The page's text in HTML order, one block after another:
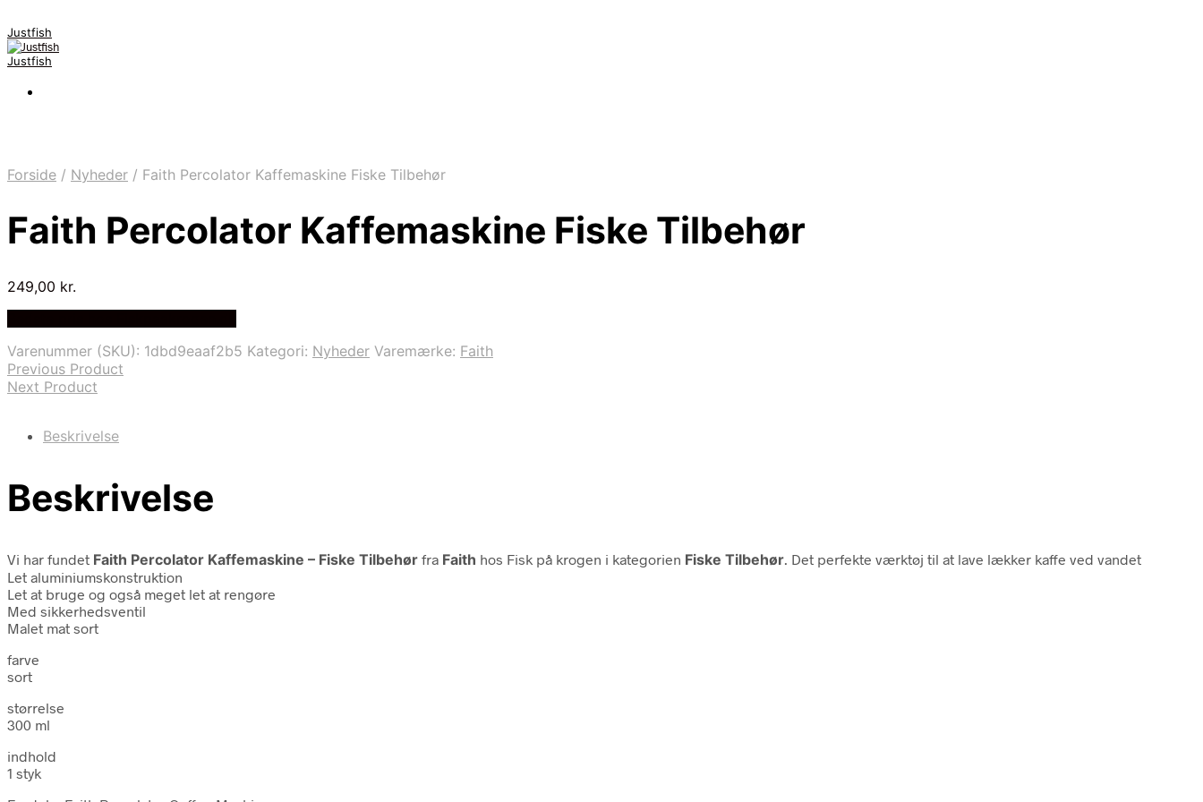
Justfish
Justfish
Forside / Nyheder / Faith Percolator Kaffemaskine Fiske Tilbehør
Faith Percolator Kaffemaskine Fiske Tilbehør
249,00 kr.
Varenummer (SKU): 1dbd9eaaf2b5 Kategori: Nyheder Varemærke: Faith
Previous Product
Next Product
Beskrivelse
Beskrivelse
Vi har fundet Faith Percolator Kaffemaskine – Fiske Tilbehør fra Faith hos Fisk på krogen i kategorien Fiske Tilbehør . Det perfekte værktøj til at lave lækker kaffe ved vandet
Let aluminiumskonstruktion
Let at bruge og også meget let at rengøre
Med sikkerhedsventil
Malet mat sort
farve
sort
størrelse
300 ml
indhold
1 styk